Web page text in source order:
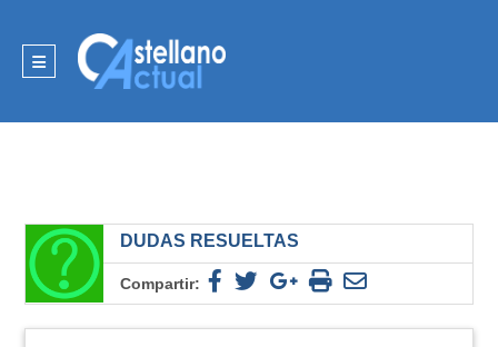
DUDAS RESUELTAS
Compartir: